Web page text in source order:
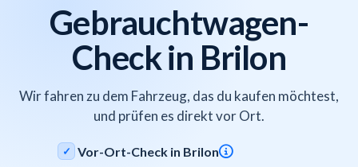
Gebrauchtwagen-
Check in Brilon
Wir fahren zu dem Fahrzeug, das du kaufen möchtest,
und prüfen es direkt vor Ort.
✓ Vor-Ort-Check in Brilon